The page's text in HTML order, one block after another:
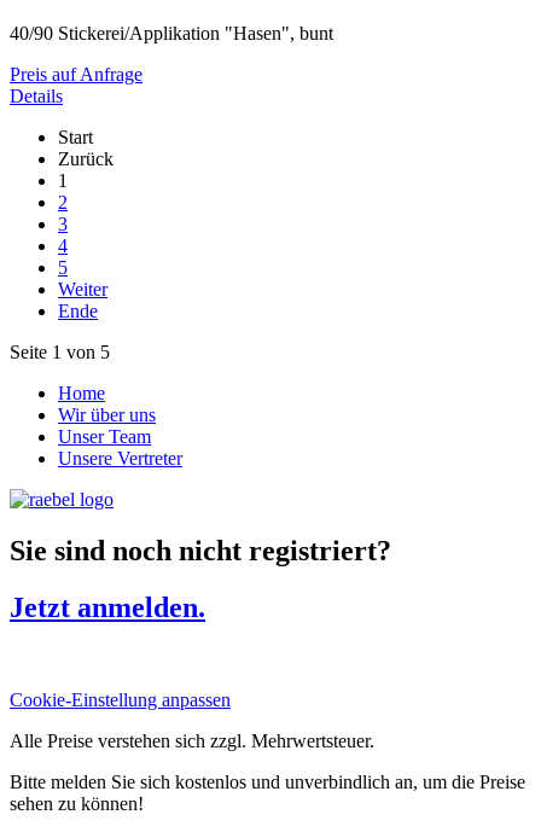
40/90 Stickerei/Applikation "Hasen", bunt
Preis auf Anfrage
Details
Start
Zurück
1
2
3
4
5
Weiter
Ende
Seite 1 von 5
Home
Wir über uns
Unser Team
Unsere Vertreter
Sie sind noch nicht registriert?
Jetzt anmelden.
Cookie-Einstellung anpassen
Alle Preise verstehen sich zzgl. Mehrwertsteuer.
Bitte melden Sie sich kostenlos und unverbindlich an, um die Preise
sehen zu können!